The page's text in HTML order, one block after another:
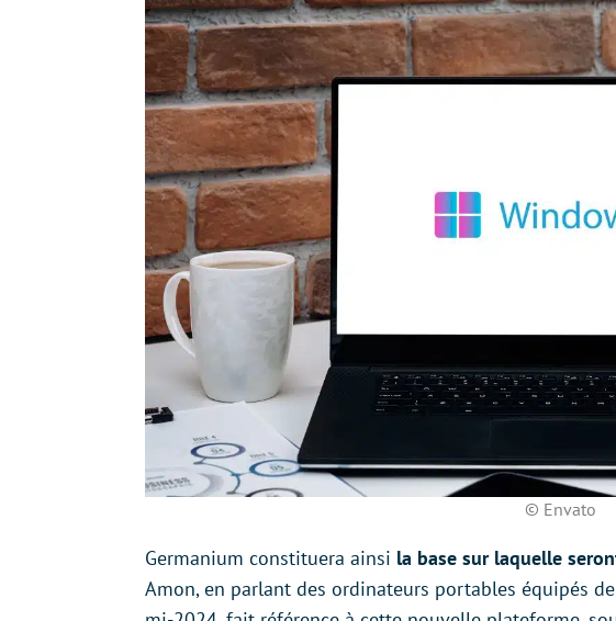
© Envato
Germanium constituera ainsi la base sur laquelle
Amon, en parlant des ordinateurs portables équipés